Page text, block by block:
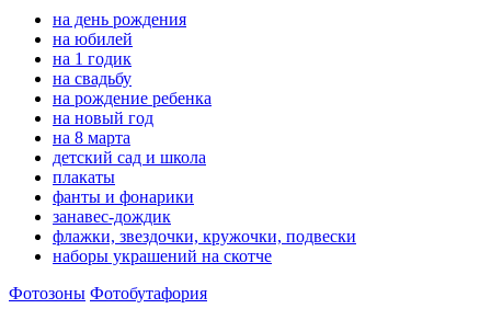
на день рождения
на юбилей
на 1 годик
на свадьбу
на рождение ребенка
на новый год
на 8 марта
детский сад и школа
плакаты
фанты и фонарики
занавес-дождик
флажки, звездочки, кружочки, подвески
наборы украшений на скотче
Фотозоны Фотобутафория